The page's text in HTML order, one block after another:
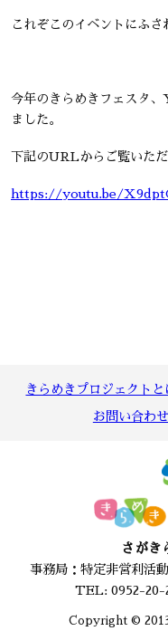
これぞこのイベントにふさ
今年のきらめきフェスタ
ました。
下記のURLからご覧いた
https://youtu.be/
きらめきプロジェクトと
お問い合わせ
さがき
事務局：特定非営利活
TEL: 0952-
Copyright ©